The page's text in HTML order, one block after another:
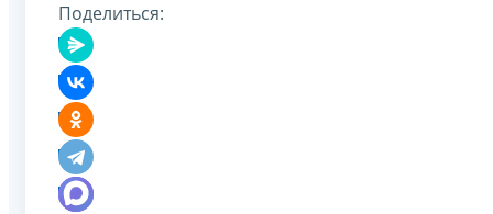
Поделиться: